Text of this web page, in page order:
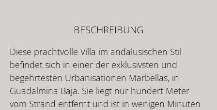
BESCHREIBUNG
Diese prachtvolle Villa im andalusischen Stil
befindet sich in einer der exklusivsten und
begehrtesten Urbanisationen Marbellas, in
Guadalmina Baja. Sie liegt nur hundert Meter
vom Strand entfernt und ist in wenigen Minuten